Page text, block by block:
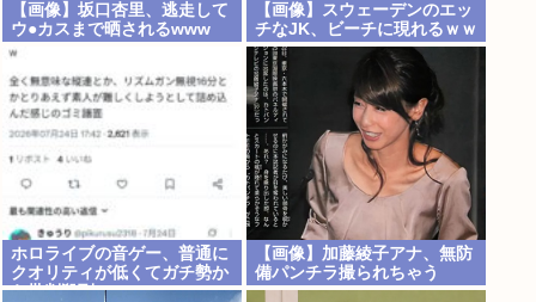
【画像】坂口杏里、逃走して
ウ●カスまで晒されるwww
【画像】スウェーデンのエッ
チなJK、ビーチに現れるｗｗ
ｗ
ホロライブの音ゲー、普通に
クオリティが低くてガチ勢か
ら批判殺到www
【画像】加藤綾子アナ、無防
備パンチラ撮られちゃう